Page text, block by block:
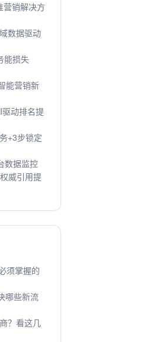
营销解决方
数据驱动
能损失
能营销新
动排名提
+3步锁定
数据监控
威引用提
须掌握的
哪些新流
？看这几